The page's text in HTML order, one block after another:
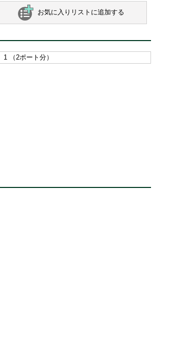
お気に入りリストに追加する
1 （2ポート分）